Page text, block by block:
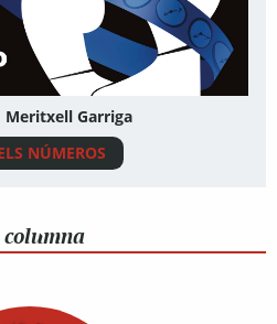
Garriga
NÚMEROS